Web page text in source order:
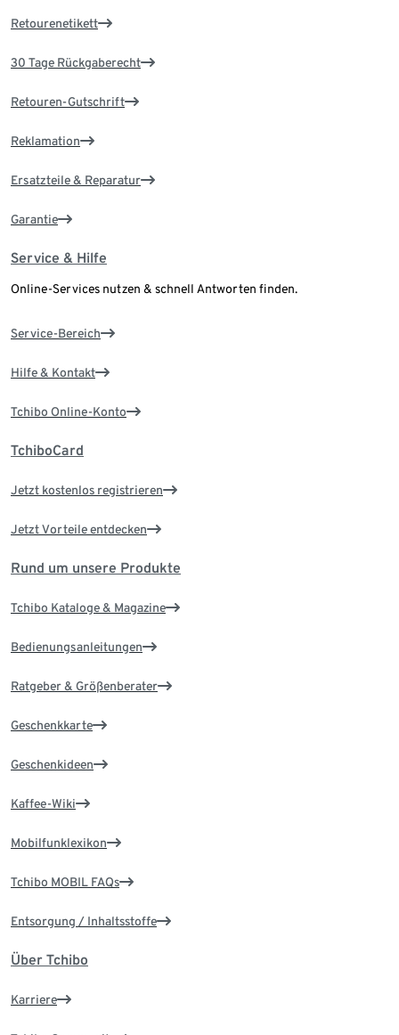
Retourenetikett
30 Tage Rückgaberecht
Retouren-Gutschrift
Reklamation
Ersatzteile & Reparatur
Garantie
Service & Hilfe
Online-Services nutzen & schnell Antworten finden.
Service-Bereich
Hilfe & Kontakt
Tchibo Online-Konto
TchiboCard
Jetzt kostenlos registrieren
Jetzt Vorteile entdecken
Rund um unsere Produkte
Tchibo Kataloge & Magazine
Bedienungsanleitungen
Ratgeber & Größenberater
Geschenkkarte
Geschenkideen
Kaffee-Wiki
Mobilfunklexikon
Tchibo MOBIL FAQs
Entsorgung / Inhaltsstoffe
Über Tchibo
Karriere